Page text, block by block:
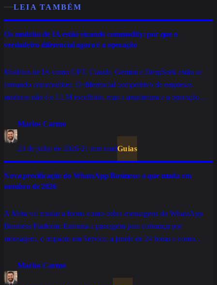
LEIA TAMBÉM
Os modelos de IA estão virando commodity: por que o
verdadeiro diferencial agora é a operação
Modelos de IA como GPT, Claude, Gemini e DeepSeek estão se
tornando commodities. O diferencial competitivo de empresas
maduras não é o LLM escolhido, mas a arquitetura e a operação
Marlos Carmo
23 de julho de 2026·21 min readGuias
Nova precificação do WhatsApp Business: o que muda em
outubro de 2026
A Meta vai mudar a forma como cobra mensagens do WhatsApp
Business Platform. Entenda a passagem para cobrança por
mensagem, o impacto em Service, a janela de 24 horas e como
Marlos Carmo